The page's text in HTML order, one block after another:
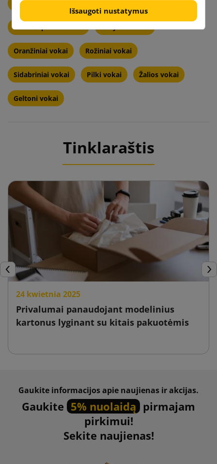
Juodi vokai Mėlynai violetinės vokai
Oranžiniai vokai Rožiniai vokai
Sidabriniai vokai Pilki vokai Žalios vokai
Geltoni vokai
Tinklaraštis
Ankstesnis
24 kwietnia 2025
Privalumai panaudojant modelinius
kartonus lyginant su kitais pakuotėmis
Gaukite informacijos apie naujienas ir akcijas.
Gaukite 5% nuolaidą pirmajam
pirkimui!
Sekite naujienas!
Išsaugoti nustatymus